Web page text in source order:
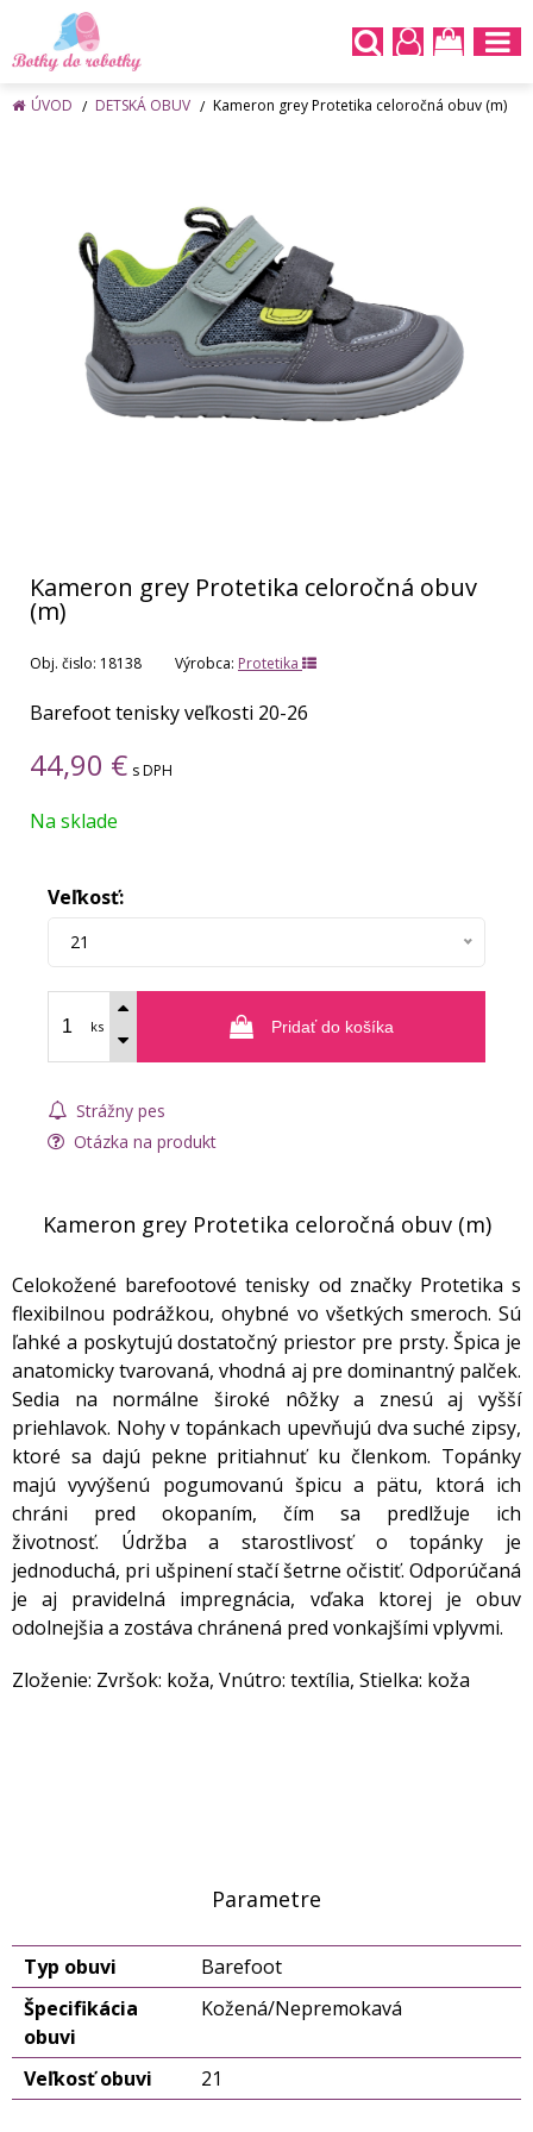
ÚVOD DETSKÁ OBUV Kameron grey Protetika celoročná obuv (m)
Kameron grey Protetika celoročná obuv
(m)
Obj. čislo: 18138 Výrobca: Protetika
Barefoot tenisky veľkosti 20-26
44,90 € s DPH
Na sklade
Veľkosť:
21
ks Pridať do košíka
Strážny pes
Otázka na produkt
Kameron grey Protetika celoročná obuv (m)
Celokožené barefootové tenisky od značky Protetika s
flexibilnou podrážkou, ohybné vo všetkých smeroch. Sú
ľahké a poskytujú dostatočný priestor pre prsty. Špica je
anatomicky tvarovaná, vhodná aj pre dominantný palček.
Sedia na normálne široké nôžky a znesú aj vyšší
priehlavok. Nohy v topánkach upevňujú dva suché zipsy,
ktoré sa dajú pekne pritiahnuť ku členkom. Topánky
majú vyvýšenú pogumovanú špicu a pätu, ktorá ich
chráni pred okopaním, čím sa predlžuje ich
životnosť. Údržba a starostlivosť o topánky je
jednoduchá, pri ušpinení stačí šetrne očistiť. Odporúčaná
je aj pravidelná impregnácia, vďaka ktorej je obuv
odolnejšia a zostáva chránená pred vonkajšími vplyvmi.
Zloženie: Zvršok: koža, Vnútro: textília, Stielka: koža
Parametre
Typ obuvi
Barefoot
Špecifikácia
obuvi
Kožená/Nepremokavá
Veľkosť obuvi 21